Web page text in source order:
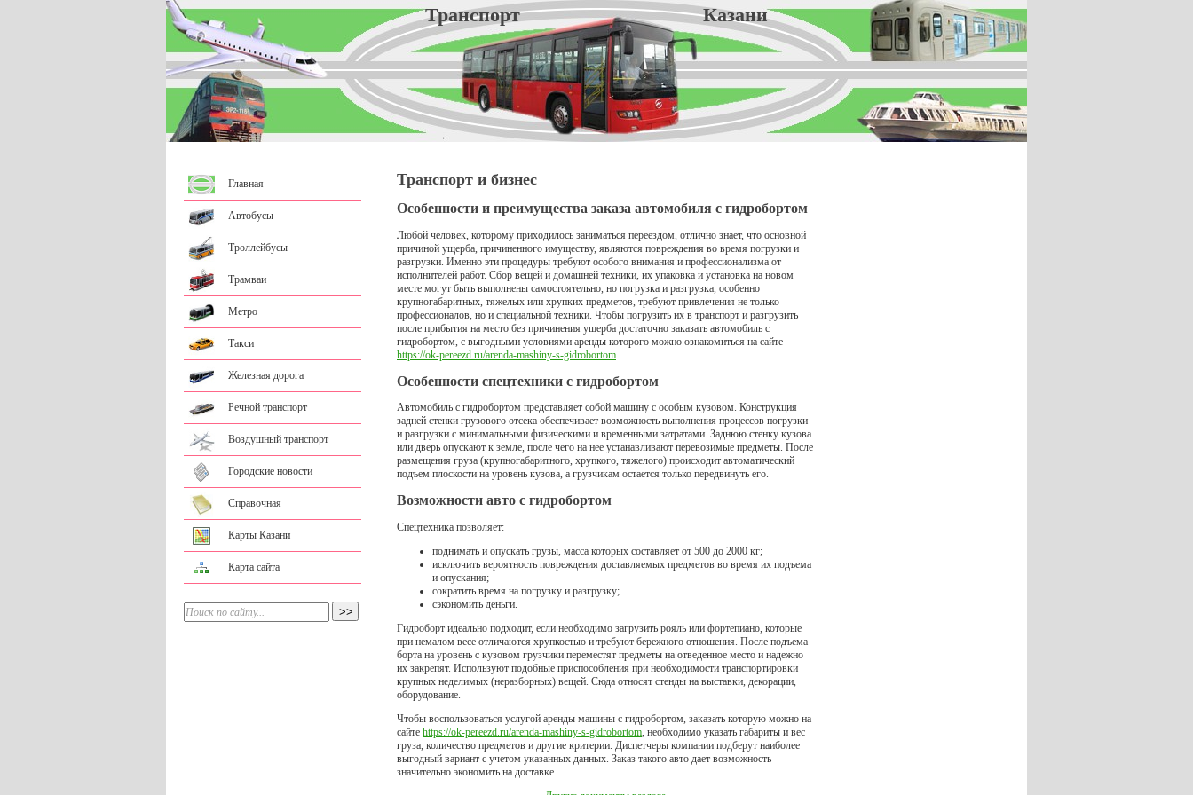
Транспорт Казани
Главная
Автобусы
Троллейбусы
Трамваи
Метро
Такси
Железная дорога
Речной транспорт
Воздушный транспорт
Городские новости
Справочная
Карты Казани
Карта сайта
Транспорт и бизнес
Особенности и преимущества заказа автомобиля с гидробортом
Любой человек, которому приходилось заниматься переездом, отлично знает, что основной
причиной ущерба, причиненного имуществу, являются повреждения во время погрузки и
разгрузки. Именно эти процедуры требуют особого внимания и профессионализма от
исполнителей работ. Сбор вещей и домашней техники, их упаковка и установка на новом
месте могут быть выполнены самостоятельно, но погрузка и разгрузка, особенно
крупногабаритных, тяжелых или хрупких предметов, требуют привлечения не только
профессионалов, но и специальной техники. Чтобы погрузить их в транспорт и разгрузить
после прибытия на место без причинения ущерба достаточно заказать автомобиль с
гидробортом, с выгодными условиями аренды которого можно ознакомиться на сайте
https://ok-pereezd.ru/arenda-mashiny-s-gidrobortom
Особенности спецтехники с гидробортом
Автомобиль с гидробортом представляет собой машину с особым кузовом. Конструкция
задней стенки грузового отсека обеспечивает возможность выполнения процессов погрузки
и разгрузки с минимальными физическими и временными затратами. Заднюю стенку кузова
или дверь опускают к земле, после чего на нее устанавливают перевозимые предметы. После
размещения груза (крупногабаритного, хрупкого, тяжелого) происходит автоматический
подъем плоскости на уровень кузова, а грузчикам остается только передвинуть его.
Возможности авто с гидробортом
Спецтехника позволяет:
поднимать и опускать грузы, масса которых составляет от 500 до 2000 кг;
исключить вероятность повреждения доставляемых предметов во время их подъема
и опускания;
сократить время на погрузку и разгрузку;
сэкономить деньги.
Гидроборт идеально подходит, если необходимо загрузить рояль или фортепиано, которые
при немалом весе отличаются хрупкостью и требуют бережного отношения. После подъема
борта на уровень с кузовом грузчики переместят предметы на отведенное место и надежно
их закрепят. Используют подобные приспособления при необходимости транспортировки
крупных неделимых (неразборных) вещей. Сюда относят стенды на выставки, декорации,
оборудование.
Чтобы воспользоваться услугой аренды машины с гидробортом, заказать которую можно на
сайте https://ok-pereezd.ru/arenda-mashiny-s-gidrobortom , необходимо указать габариты и вес
груза, количество предметов и другие критерии. Диспетчеры компании подберут наиболее
выгодный вариант с учетом указанных данных. Заказ такого авто дает возможность
значительно экономить на доставке.